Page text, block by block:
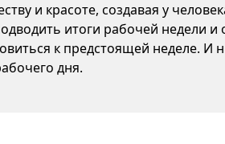
и красоте, создавая у
итоги рабочей недели и
к предстоящей неделе. И
дня.